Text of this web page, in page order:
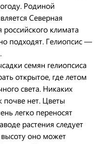
Родиной
Северная
российского климата
подходят. Гелиопсис —
семян гелиопсиса
открытое, где летом
света. Никаких
почве нет. Цветы
легко переносят
растения следует
высоту оно может